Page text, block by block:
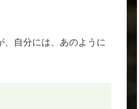
自分には、あのように